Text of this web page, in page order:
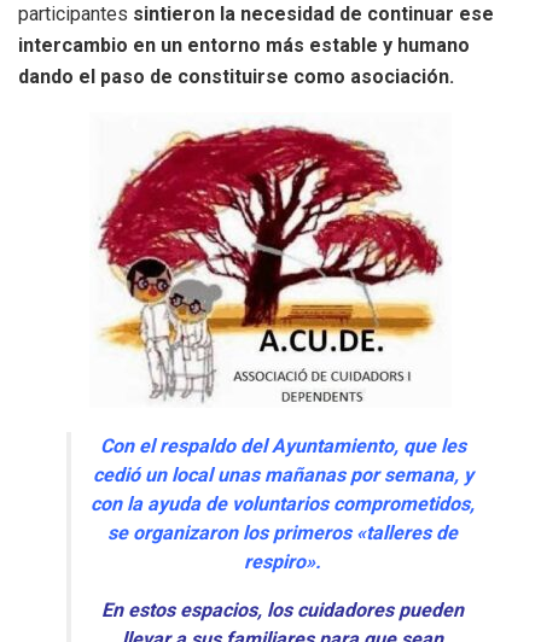
participantes sintieron la necesidad de continuar ese
intercambio en un entorno más estable y humano
dando el paso de constituirse como asociación.
Con el respaldo del Ayuntamiento, que les
cedió un local unas mañanas por semana, y
con la ayuda de voluntarios comprometidos,
se organizaron los primeros «talleres de
respiro».
En estos espacios, los cuidadores pueden